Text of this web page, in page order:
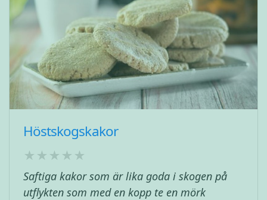
Höstskogskakor
Saftiga kakor som är lika goda i skogen på
utflykten som med en kopp te en mörk